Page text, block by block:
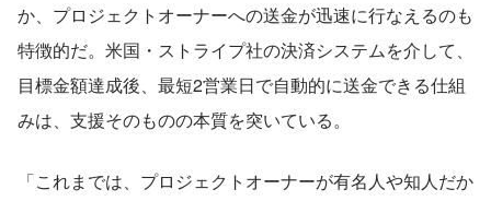
か、プロジェクトオーナーへの送金が迅速に行なえるのも
特徴的だ。米国・ストライプ社の決済システムを介して、
目標金額達成後、最短2営業日で自動的に送金できる仕組
みは、支援そのものの本質を突いている。
「これまでは、プロジェクトオーナーが有名人や知人だか